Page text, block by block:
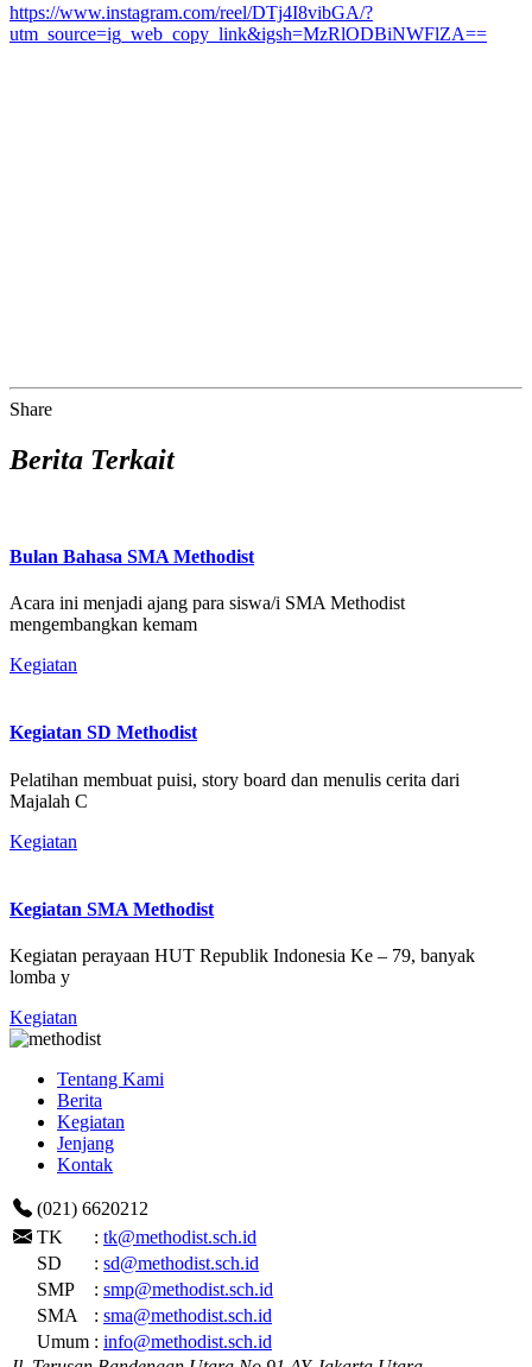
https://www.instagram.com/reel/DTj4I8vibGA/?
utm_source=ig_web_copy_link&igsh=MzRlODBiNWFlZA==
Share
Berita Terkait
Bulan Bahasa SMA Methodist
Acara ini menjadi ajang para siswa/i SMA Methodist
mengembangkan kemam
Kegiatan
Kegiatan SD Methodist
Pelatihan membuat puisi, story board dan menulis cerita dari
Majalah C
Kegiatan
Kegiatan SMA Methodist
Kegiatan perayaan HUT Republik Indonesia Ke – 79, banyak
lomba y
Kegiatan
Tentang Kami
Berita
Kegiatan
Jenjang
Kontak
(021) 6620212
TK
: tk@methodist.sch.id
SD
: sd@methodist.sch.id
SMP
: smp@methodist.sch.id
SMA
: sma@methodist.sch.id
Umum : info@methodist.sch.id